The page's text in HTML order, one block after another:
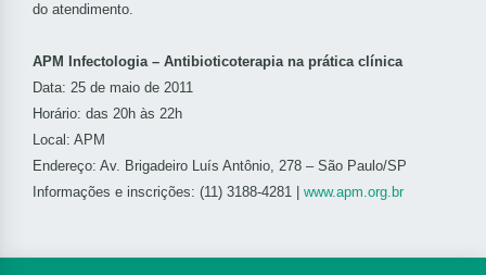
do atendimento.
APM Infectologia – Antibioticoterapia na prática clínica
Data: 25 de maio de 2011
Horário: das 20h às 22h
Local: APM
Endereço: Av. Brigadeiro Luís Antônio, 278 – São Paulo/SP
Informações e inscrições: (11) 3188-4281 | www.apm.org.br